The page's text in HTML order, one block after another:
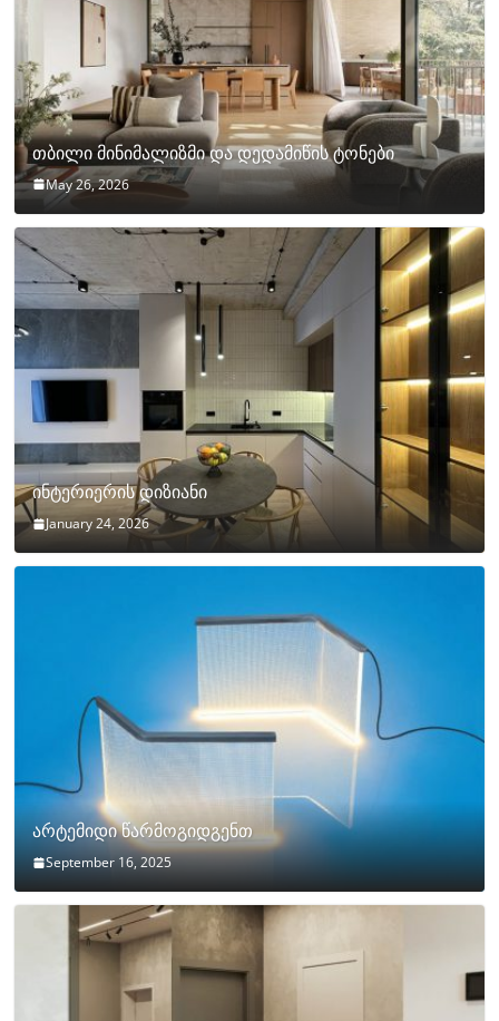
თბილი მინიმალიზმი და დედამიწის ტონები
May 26, 2026
ინტერიერის დიზიანი
January 24, 2026
არტემიდი წარმოგიდგენთ
September 16, 2025